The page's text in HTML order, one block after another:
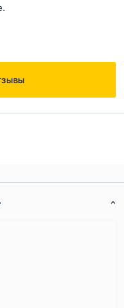
Стандарт", дворы
сайте